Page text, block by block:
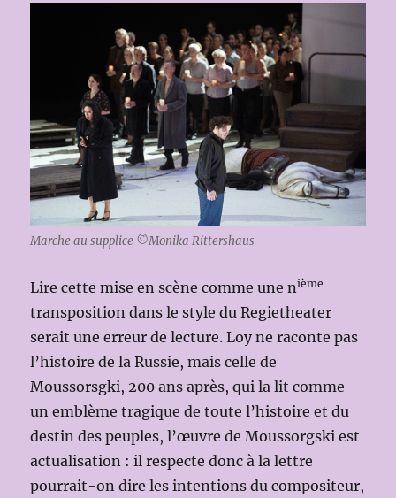
Marche au supplice ©Monika Rittershaus
Lire cette mise en scène comme une nième
transposition dans le style du Regietheater
serait une erreur de lecture. Loy ne raconte pas
l’histoire de la Russie, mais celle de
Moussorsgki, 200 ans après, qui la lit comme
un emblème tragique de toute l’histoire et du
destin des peuples, l’œuvre de Moussorgski est
actualisation : il respecte donc à la lettre
pourrait-on dire les intentions du compositeur,